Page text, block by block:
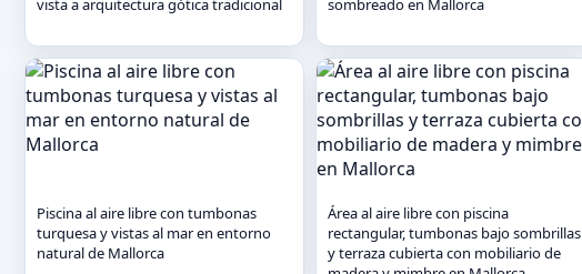
vista a arquitectura gótica tradicional
sombreado en Mallorca
Piscina al aire libre con tumbonas
turquesa y vistas al mar en entorno
natural de Mallorca
Área al aire libre con piscina
rectangular, tumbonas bajo sombrillas
y terraza cubierta con mobiliario de